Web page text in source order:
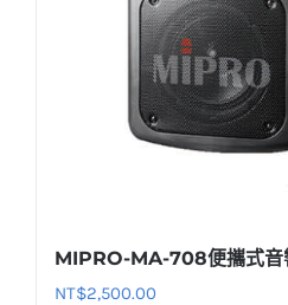
MIPRO-MA-708便攜式音
NT$2,500.00